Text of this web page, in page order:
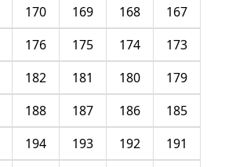
167
168
169
170
173
174
175
176
179
180
181
182
185
186
187
188
191
192
193
194